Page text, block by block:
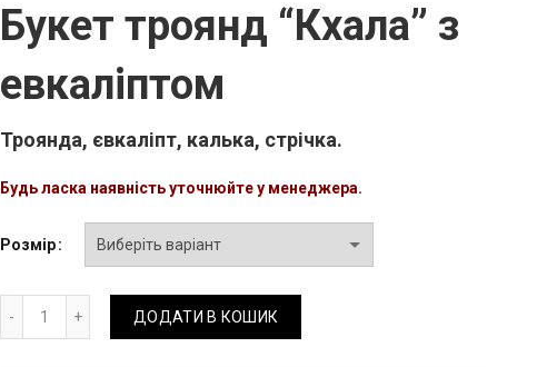
Букет троянд “Кхала” з
евкаліптом
Троянда, євкаліпт, калька, стрічка.
Будь ласка наявність уточнюйте у менеджера.
Розмір
ДОДАТИ В КОШИК